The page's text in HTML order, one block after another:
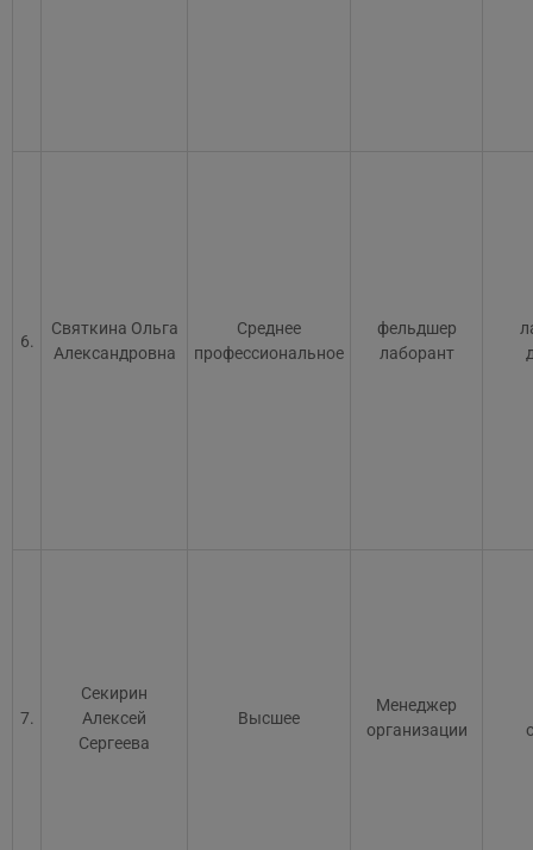
6.
Святкина Ольга
Александровна
Среднее
профессиональное
фельдшер
лаборант
7.
Секирин
Алексей
Сергеева
Высшее
Менеджер
организации